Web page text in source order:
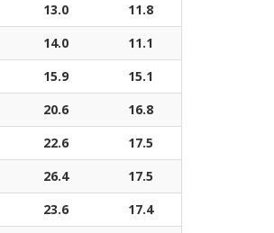
13.0
11.8
14.0
11.1
15.9
15.1
20.6
16.8
22.6
17.5
26.4
17.5
23.6
17.4